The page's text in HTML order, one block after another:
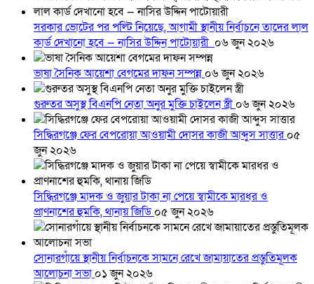
সরকার ভোটের পর পল্টি নিয়েছে, আগামী স্থানীয় নির্বাচনে তাদের লাল
কার্ড দেখানো হবে — নাসির উদ্দিন পাটোয়ারী ০৬ জুন ২০২৬
ভাষা সৈনিক আয়েশা বেগমের দাফন সম্পন্ন ০৬ জুন ২০২৬
গুরুতর অসুস্থ বিএনপি নেতা অনুর মুক্তি চাইলেন স্ত্রী০৬ জুন ২০২৬
সিদ্ধিরগঞ্জে ফের বেপরোয়া আওয়ামী দোসর কাজী আব্দুস সাত্তার০৫
জুন ২০২৬
সিদ্ধিরগঞ্জে মাদক ও জুয়ার টাকা না পেয়ে স্বামীকে মারধর ও
প্রাণনাশের হুমকি, থানায় জিডি০৫ জুন ২০২৬
সোনারগাঁয়ে স্থানীয় নির্বাচনকে সামনে রেখে জামায়াতের প্রস্তুতিমূলক
আলোচনা সভা ০১ জুন ২০২৬